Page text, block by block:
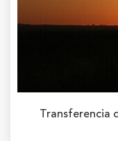
Transferencia